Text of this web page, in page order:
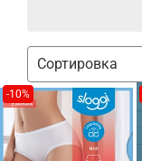
-10%